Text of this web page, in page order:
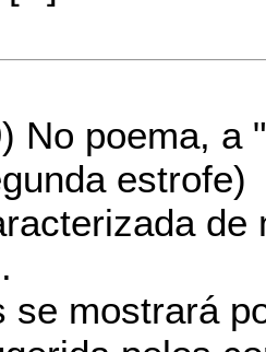
No poema, a
estrofe)
se mostrará